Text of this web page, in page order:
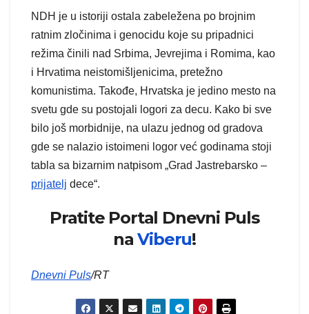
NDH je u istoriji ostala zabeležena po brojnim
ratnim zločinima i genocidu koje su pripadnici
režima činili nad Srbima, Jevrejima i Romima, kao
i Hrvatima neistomišljenicima, pretežno
komunistima. Takođe, Hrvatska je jedino mesto na
svetu gde su postojali logori za decu. Kako bi sve
bilo još morbidnije, na ulazu jednog od gradova
gde se nalazio istoimeni logor već godinama stoji
tabla sa bizarnim natpisom „Grad Jastrebarsko –
prijatelj dece“.
Pratite Portal Dnevni Puls
naViberu!
Dnevni Puls/RT